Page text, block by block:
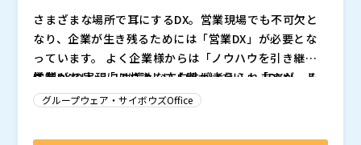
さまざまな場所で耳にするDX。営業現場でも不可欠と
なり、企業が生き残るためには「営業DX」が必要とな
っています。 よく企業様からは「ノウハウを引き継ぐ
体制がない」「ITに詳しい人間がいない」「DXツール
を入れても使い切れない」など、お困りの声をお聞きし
営業DXの実現には様々な方向性が考えられますが、そ
の一つとして「見える化」へのアプローチがあります。
グループウェア・サイボウズOffice